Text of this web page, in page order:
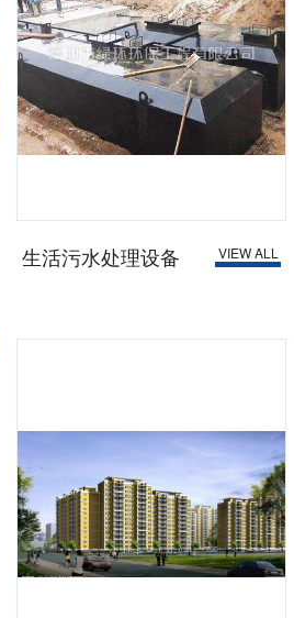
生活污水处理设备 VIEW ALL